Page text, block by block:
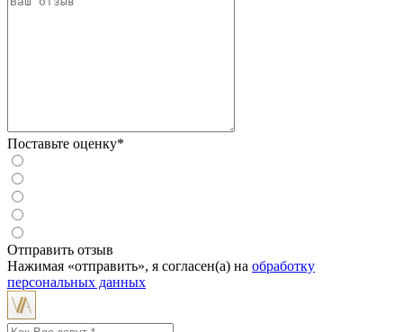
Поставьте оценку*
Отправить отзыв
Нажимая «отправить», я согласен(а) на обработку
персональных данных